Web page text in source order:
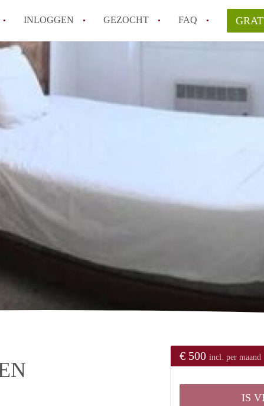
INLOGGEN GEZOCHT FAQ
Hoeveel kost het om te reageren op een Kamer in
Wat is de privacyverklaring van KamersEindhoven?
Berekent KamersEindhoven makelaarsvergoeding/
€ 500 incl. per maand
IS